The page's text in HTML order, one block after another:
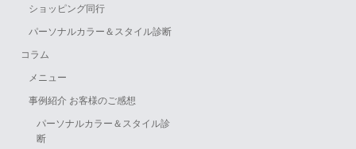
ショッピング同行
パーソナルカラー＆スタイル診断
コラム
メニュー
事例紹介 お客様のご感想
パーソナルカラー＆スタイル診
断